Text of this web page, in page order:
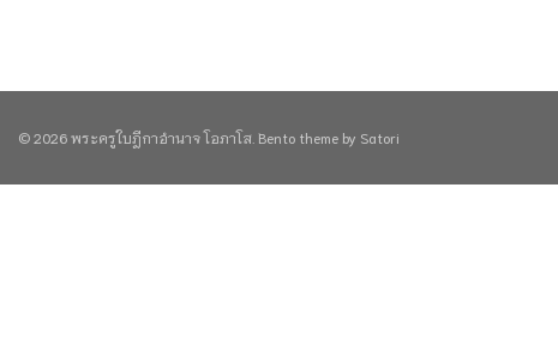
© 2026 พระครูใบฎีกาอำนาจ โอภาโส. Bento theme by Satori